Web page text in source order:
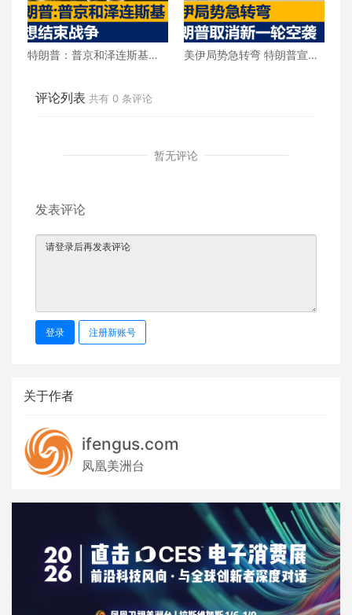
特朗普：普京和泽连斯基都
美伊局势急转弯 特朗普宣布
评论列表 共有 0 条评论
暂无评论
发表评论
登录 注册新账号
关于作者
ifengus.com
凤凰美洲台